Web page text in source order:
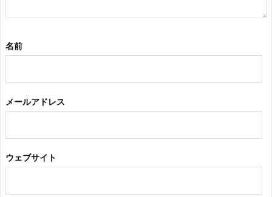
名前
メールアドレス
ウェブサイト